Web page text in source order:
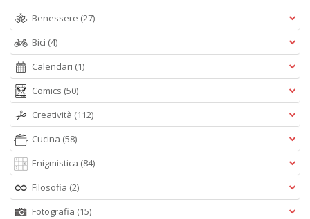
Benessere (27)
Bici (4)
Calendari (1)
Comics (50)
Creatività (112)
Cucina (58)
Enigmistica (84)
Filosofia (2)
Fotografia (15)